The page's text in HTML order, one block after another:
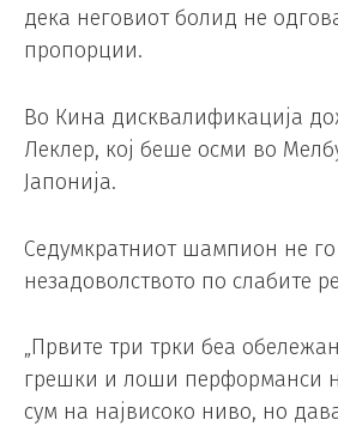
дека неговиот болид не
пропорции.
Во Кина дисквалификација
Леклер, кој беше осми во
Јапонија.
Седумкратниот шампион не
незадоволството по слабите
„Првите три трки беа
грешки и лоши перформанси
сум на највисоко ниво, но